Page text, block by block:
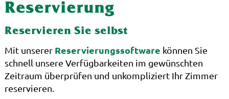
Reservierung
Reservieren Sie selbst
Mit unserer Reservierungssoftware können Sie
schnell unsere Verfügbarkeiten im gewünschten
Zeitraum überprüfen und unkompliziert Ihr Zimmer
reservieren.